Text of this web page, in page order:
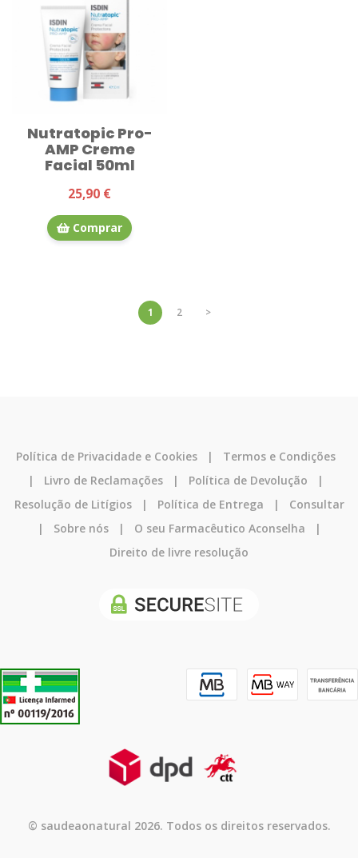
Nutratopic Pro-
AMP Creme
Facial 50ml
25,90 €
Comprar
1 2 >
Política de Privacidade e Cookies | Termos e Condições
| Livro de Reclamações | Política de Devolução |
Resolução de Litígios| Política de Entrega | Consultar
| Sobre nós| O seu Farmacêutico Aconselha |
Direito de livre resolução
© saudeaonatural 2026. Todos os direitos reservados.